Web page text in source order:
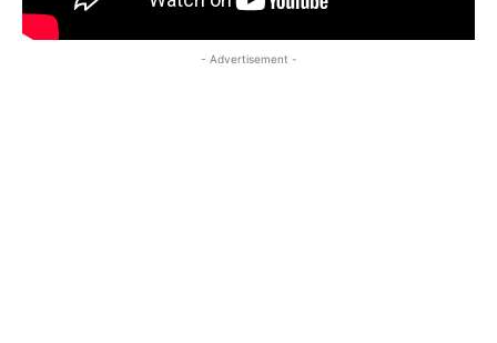
- Advertisement -